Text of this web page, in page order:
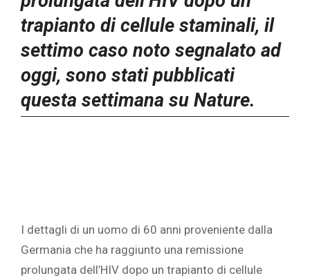
trapianto di cellule staminali, il
settimo caso noto segnalato ad
oggi, sono stati pubblicati
questa settimana su Nature.
I dettagli di un uomo di 60 anni proveniente dalla
Germania che ha raggiunto una remissione
prolungata dell’HIV dopo un trapianto di cellule